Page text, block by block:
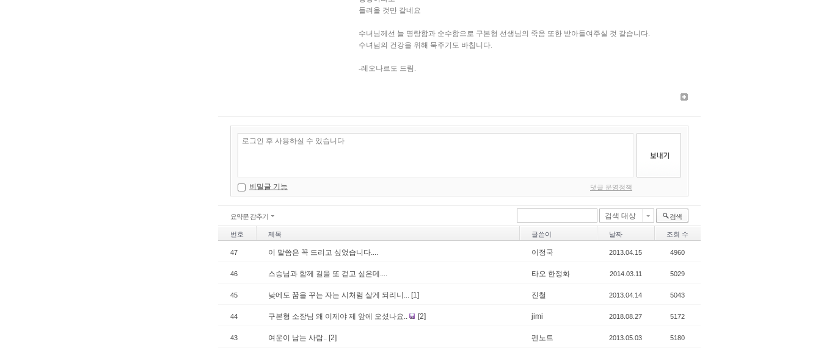
들려올 것만 같네요
수녀님께선 늘 명랑함과 순수함으로 구본형 선생님의 죽음 또한 받아들여주실 것 같습니다.
수녀님의 건강을 위해 묵주기도 바칩니다.
-레오나르도 드림.
비밀글 기능 댓글 운영정책
요약문 감추기 검색 대상 검색
번호 제목 글쓴이 날짜 조회 수
47 이 말씀은 꼭 드리고 싶었습니다.... 이정국 2013.04.15 4960
46 스승님과 함께 길을 또 걷고 싶은데.... 타오 한정화 2014.03.11 5029
45 낮에도 꿈을 꾸는 자는 시처럼 살게 되리니... [1] 진철 2013.04.14 5043
44 구본형 소장님 왜 이제야 제 앞에 오셨나요.. [2] jimi 2018.08.27 5172
43 여운이 남는 사람.. [2] 펜노트 2013.05.03 5180